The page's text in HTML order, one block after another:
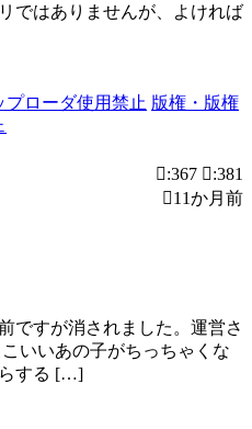
ではありませんが、よければ
プローダ使用禁止 版権・版権
:367
:381
11か月前
ですが消されました。運営さ
いいあの子がちっちゃくな
らする […]